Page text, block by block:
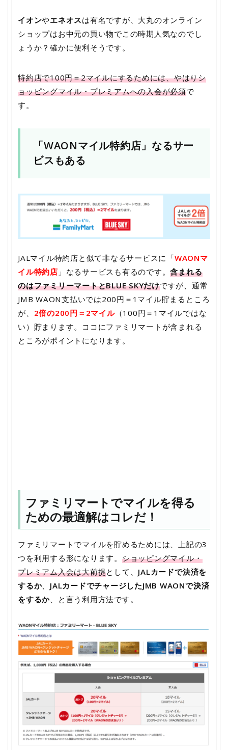
イオンやエネオスは有名ですが、大丸のオンライン
ショップはお中元の買い物でこの時期人気なのでし
ょうか？確かに便利そうです。
特約店で100円＝2マイルにするためには、やはりシ
ョッピングマイル・プレミアムへの入会が必須で
す。
「WAONマイル特約店」なるサー
ビスもある
JALマイル特約店と似て非なるサービスに「WAONマ
イル特約店 」なるサービスも有るのです。含まれる
のはファミリーマートとBLUE SKYだけですが、通常
JMB WAON支払いでは200円＝1マイル貯まるところ
が、 2倍の200円＝2マイル（100円＝1マイルではな
い）貯まります。ココにファミリマートが含まれる
ところがポイントになります。
ファミリマートでマイルを得る
ための最適解はコレだ！
ファミリマートでマイルを貯めるためには、上記の3
つを利用する形になります。 ショッピングマイル・
プレミアム入会は大前提として、 JALカードで決済を
するか、 JALカードでチャージしたJMB WAONで決済
をするか、と言う利用方法です。